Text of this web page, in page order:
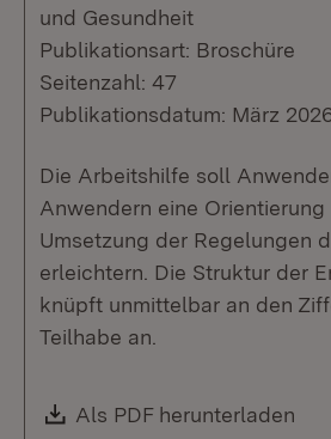
und Gesundheit
Publikationsart: Broschüre
Seitenzahl: 47
Publikationsdatum: März
Die Arbeitshilfe soll
Anwendern eine
Umsetzung der Regelungen
erleichtern. Die Struktur der
knüpft unmittelbar an den
Teilhabe an.
Download:
Als PDF herunterladen